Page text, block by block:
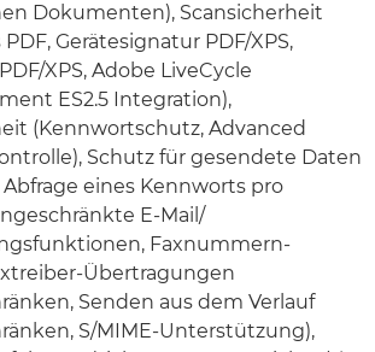
Dokumenten), Scansicherheit
Gerätesignatur PDF/XPS,
XPS, Adobe LiveCycle
ES2.5 Integration),
(Kennwortschutz, Advanced
Schutz für gesendete Daten
eines Kennworts pro
E-Mail/
Faxnummern-
Übertragungen
Senden aus dem Verlauf
S/MIME-Unterstützung),